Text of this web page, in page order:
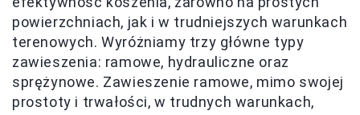
powierzchniach, jak i w trudniejszych warunkach
terenowych. Wyróżniamy trzy główne typy
zawieszenia: ramowe, hydrauliczne oraz
sprężynowe. Zawieszenie ramowe, mimo swojej
prostoty i trwałości, w trudnych warunkach,